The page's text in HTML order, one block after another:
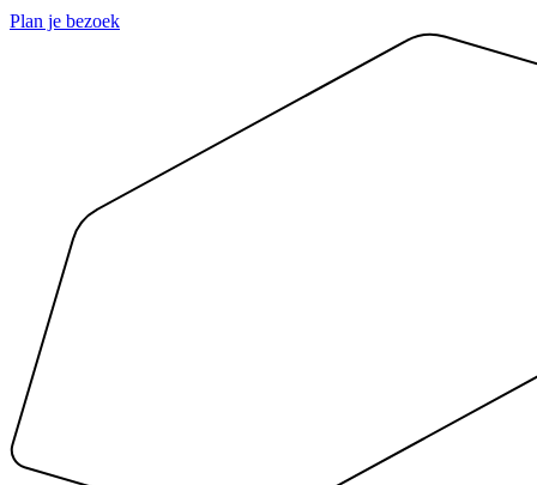
Plan je bezoek